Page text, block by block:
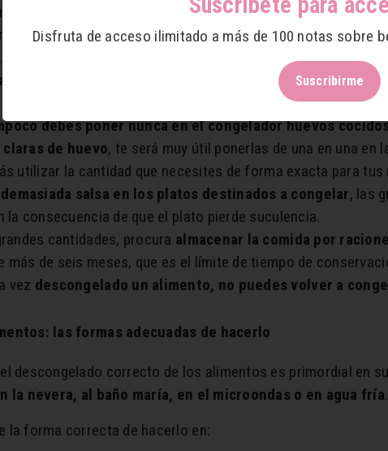
, salvo las citadas anteriormente, pueden congelarse
Limpia y trocea la fruta y colócala bien tapada en el
para luego congelarlo, debes dejarlo algo crudo.
De no hacerlo así quedaría muy reseco.
debes poner nunca en el congelador huevos
claras de huevo, te será muy útil ponerlas de una en una
utilizar la cantidad que necesites de forma exacta para tus
salsa en los platos destinados a congelar, las
la consecuencia de que el plato pierde suculencia.
cantidades, procura almacenar la comida por
más de seis meses, que es el límite de tiempo de
vez descongelado un alimento, no puedes volver a
las formas adecuadas de hacerlo
descongelado correcto de los alimentos es primordial en
la nevera, al baño maría, en el microondas o en agua fría.
la forma correcta de hacerlo en:
Disfruta de acceso ilimitado a más de 100 notas sobre
Suscribirme